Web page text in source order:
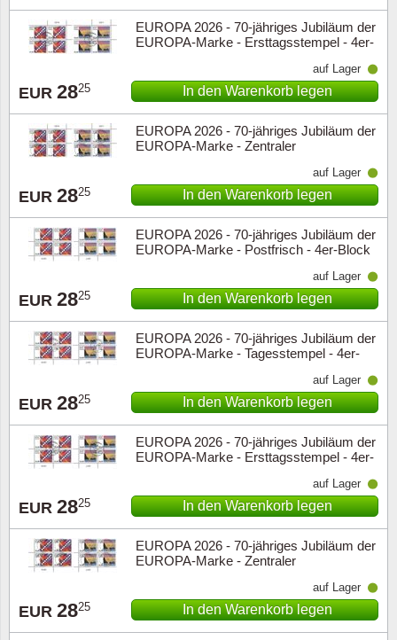
EUROPA 2026 - 70-jähriges Jubiläum der
EUROPA-Marke - Ersttagsstempel - 4er-
EUR 2825
auf Lager
In den Warenkorb legen
EUROPA 2026 - 70-jähriges Jubiläum der
EUROPA-Marke - Zentraler
EUR 2825
auf Lager
In den Warenkorb legen
EUROPA 2026 - 70-jähriges Jubiläum der
EUROPA-Marke - Postfrisch - 4er-Block
EUR 2825
auf Lager
In den Warenkorb legen
EUROPA 2026 - 70-jähriges Jubiläum der
EUROPA-Marke - Tagesstempel - 4er-
EUR 2825
auf Lager
In den Warenkorb legen
EUROPA 2026 - 70-jähriges Jubiläum der
EUROPA-Marke - Ersttagsstempel - 4er-
EUR 2825
auf Lager
In den Warenkorb legen
EUROPA 2026 - 70-jähriges Jubiläum der
EUROPA-Marke - Zentraler
EUR 2825
auf Lager
In den Warenkorb legen